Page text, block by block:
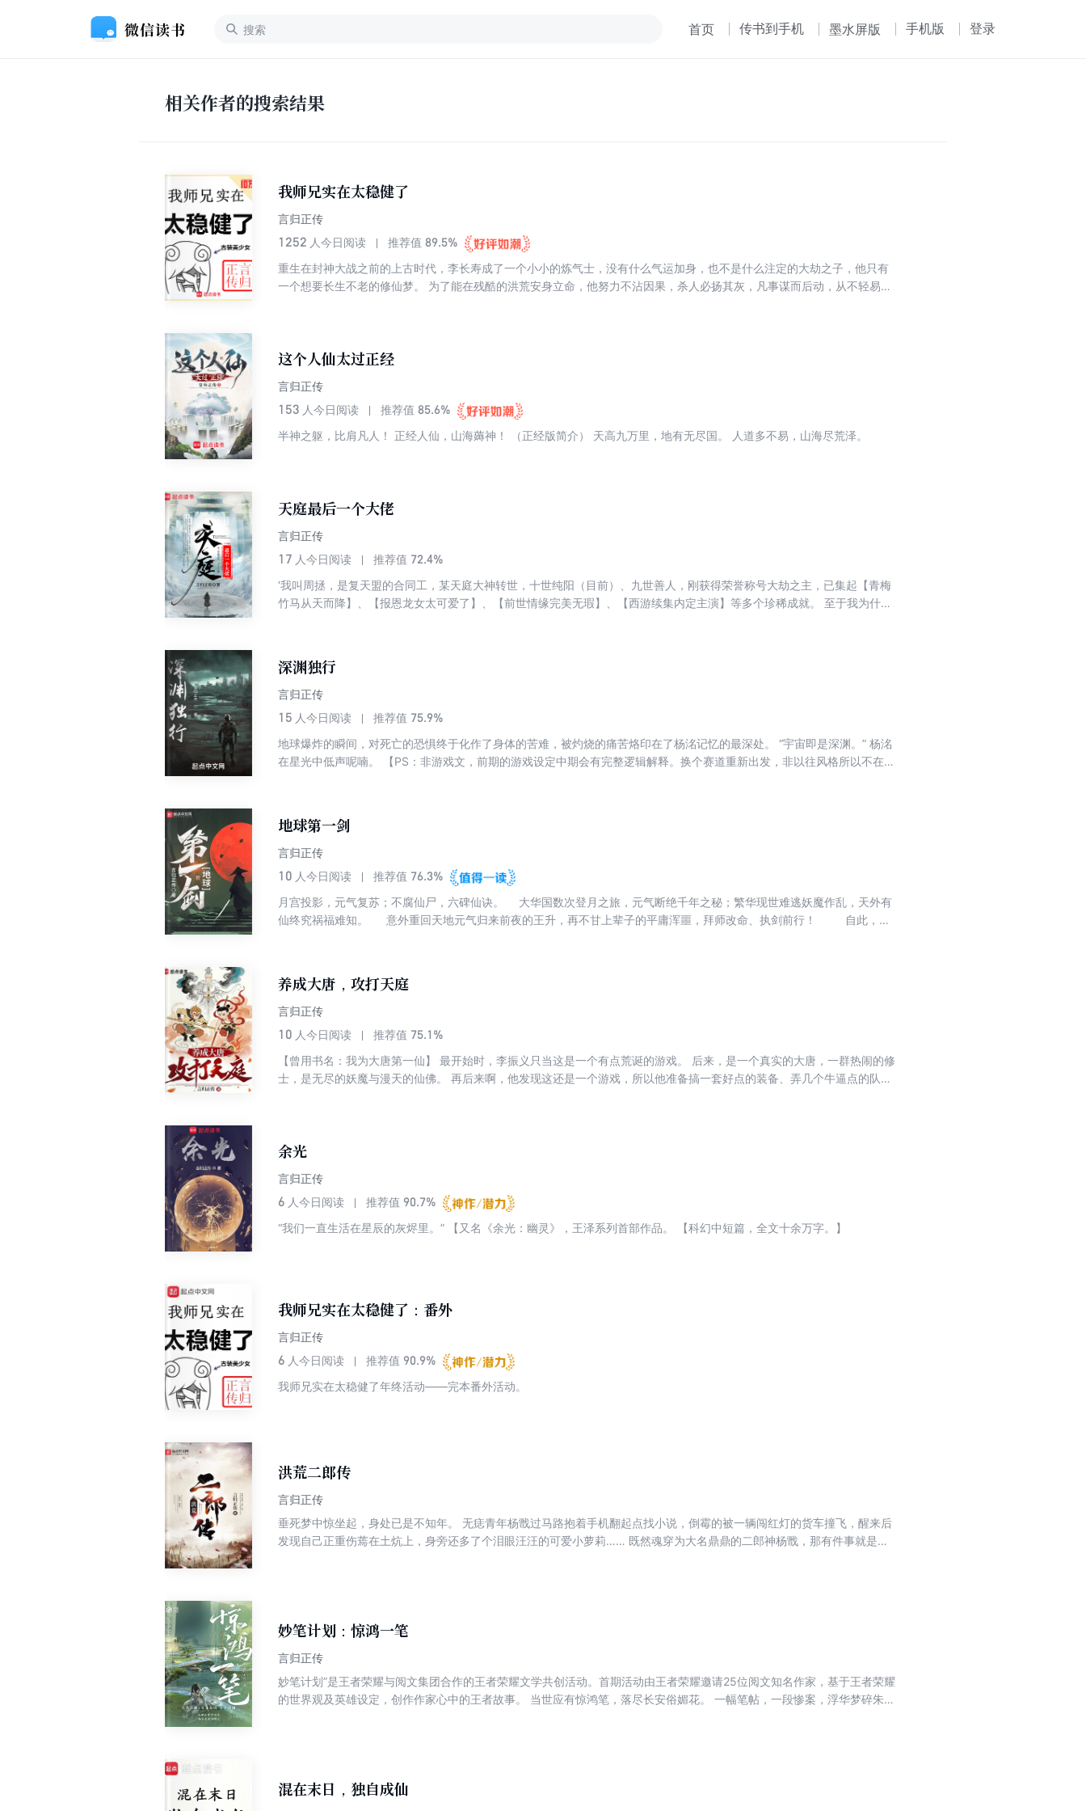
首页 传书到手机 墨水屏版 手机版 登录
相关作者的搜索结果
我师兄实在太稳健了
言归正传
1252 人今日阅读 推荐值 89.5%
重生在封神大战之前的上古时代，李长寿成了一个小小的炼气士，没有什么气运加身，也不是什么注定的大劫之子，他只有
一个想要长生不老的修仙梦。 为了能在残酷的洪荒安身立命，他努力不沾因果，杀人必扬其灰，凡事谋而后动，从不轻易步
这个人仙太过正经
言归正传
153 人今日阅读 推荐值 85.6%
半神之躯，比肩凡人！ 正经人仙，山海薅神！ （正经版简介） 天高九万里，地有无尽国。 人道多不易，山海尽荒泽。
天庭最后一个大佬
言归正传
17 人今日阅读 推荐值 72.4%
‘我叫周拯，是复天盟的合同工，某天庭大神转世，十世纯阳（目前）、九世善人，刚获得荣誉称号大劫之主，已集起【青梅
竹马从天而降】、【报恩龙女太可爱了】、【前世情缘完美无瑕】、【西游续集内定主演】等多个珍稀成就。 至于我为什么
深渊独行
言归正传
15 人今日阅读 推荐值 75.9%
地球爆炸的瞬间，对死亡的恐惧终于化作了身体的苦难，被灼烧的痛苦烙印在了杨洺记忆的最深处。 “宇宙即是深渊。” 杨洺
在星光中低声呢喃。 【PS：非游戏文，前期的游戏设定中期会有完整逻辑解释。换个赛道重新出发，非以往风格所以不在老
地球第一剑
言归正传
10 人今日阅读 推荐值 76.3%
月宫投影，元气复苏；不腐仙尸，六碑仙诀。 大华国数次登月之旅，元气断绝千年之秘；繁华现世难逃妖魔作乱，天外有
仙终究祸福难知。 意外重回天地元气归来前夜的王升，再不甘上辈子的平庸浑噩，拜师改命、执剑前行！ 自此，斩
养成大唐，攻打天庭
言归正传
10 人今日阅读 推荐值 75.1%
【曾用书名：我为大唐第一仙】 最开始时，李振义只当这是一个有点荒诞的游戏。 后来，是一个真实的大唐，一群热闹的修
士，是无尽的妖魔与漫天的仙佛。 再后来啊，他发现这还是一个游戏，所以他准备搞一套好点的装备、弄几个牛逼点的队
余光
言归正传
6 人今日阅读 推荐值 90.7%
“我们一直生活在星辰的灰烬里。” 【又名《余光：幽灵》，王泽系列首部作品。 【科幻中短篇，全文十余万字。】
我师兄实在太稳健了：番外
言归正传
6 人今日阅读 推荐值 90.9%
我师兄实在太稳健了年终活动——完本番外活动。
洪荒二郎传
言归正传
垂死梦中惊坐起，身处已是不知年。 无痣青年杨戬过马路抱着手机翻起点找小说，倒霉的被一辆闯红灯的货车撞飞，醒来后
发现自己正重伤蔫在土炕上，身旁还多了个泪眼汪汪的可爱小萝莉…… 既然魂穿为大名鼎鼎的二郎神杨戬，那有件事就是必
妙笔计划：惊鸿一笔
言归正传
妙笔计划”是王者荣耀与阅文集团合作的王者荣耀文学共创活动。首期活动由王者荣耀邀请25位阅文知名作家，基于王者荣耀
的世界观及英雄设定，创作作家心中的王者故事。 当世应有惊鸿笔，落尽长安俗媚花。 一幅笔帖，一段惨案，浮华梦碎朱
混在末日，独自成仙